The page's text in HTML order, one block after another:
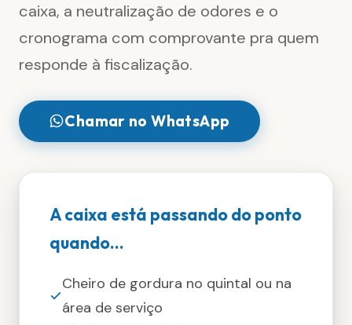
caixa, a neutralização de odores e o
cronograma com comprovante pra quem
responde à fiscalização.
Chamar no WhatsApp
A caixa está passando do ponto
quando...
Cheiro de gordura no quintal ou na
área de serviço